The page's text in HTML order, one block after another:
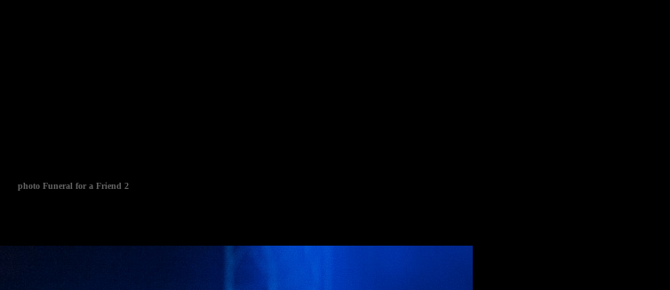
photo Funeral for a Friend 2